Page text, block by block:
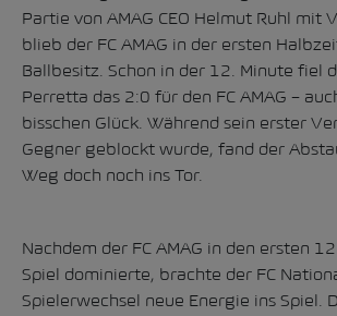
Partie von AMAG CEO Helmut Ruhl mit
blieb der FC AMAG in der ersten
Ballbesitz. Schon in der 12. Minute fiel
Perretta das 2:0 für den FC AMAG –
bisschen Glück. Während sein erster
Gegner geblockt wurde, fand der
Weg doch noch ins Tor.
Nachdem der FC AMAG in den ersten
Spiel dominierte, brachte der FC
Spielerwechsel neue Energie ins Spiel.